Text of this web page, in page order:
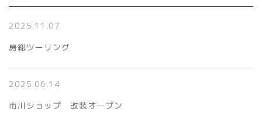
2025.11.07
房総ツーリング
2025.06.14
市川ショップ 改装オープン